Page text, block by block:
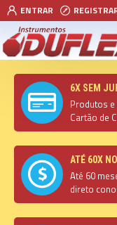
ENTRAR
6X SEM
Produtos
Cartão de
ATÉ 60X
Até 60
direto